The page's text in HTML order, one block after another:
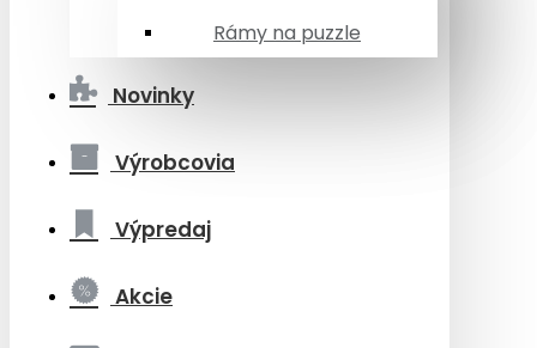
Rámy na puzzle
Novinky
Výrobcovia
Výpredaj
Akcie